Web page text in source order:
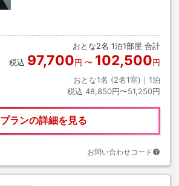
おとな2名 1泊1部屋 合計
税込 97,700円 〜 102,500円
おとな1名 (2名1室)｜ 1泊
税込 48,850円〜51,250円
プランの詳細を見る
お問い合わせコード